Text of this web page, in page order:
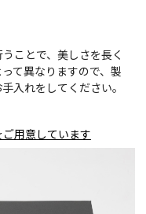
ことで、美しさを長く
て異なりますので、製
入れをしてください。
用意しています